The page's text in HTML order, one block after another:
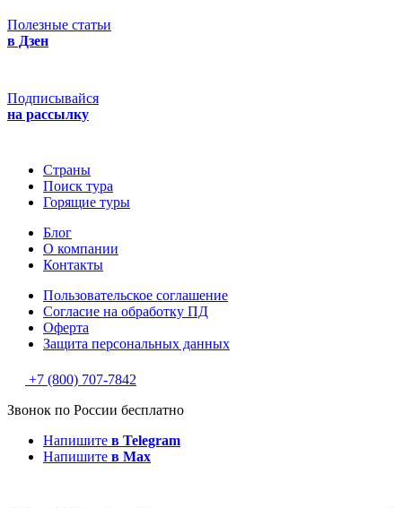
Полезные статьи
в Дзен
Подписывайся
на рассылку
Страны
Поиск тура
Горящие туры
Блог
О компании
Контакты
Пользовательское соглашение
Согласие на обработку ПД
Оферта
Защитa персональных данных
+7 (800) 707-7842
Звонок по России бесплатно
Напишите в Telegram
Напишите в Max